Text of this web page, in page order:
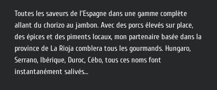
Toutes les saveurs de l’Espagne dans une gamme complète
allant du chorizo au jambon. Avec des porcs élevés sur place,
des épices et des piments locaux, mon partenaire basée dans la
province de La Rioja comblera tous les gourmands. Hungaro,
Serrano, Ibérique, Duroc, Cébo, tous ces noms font
instantanément salivés…